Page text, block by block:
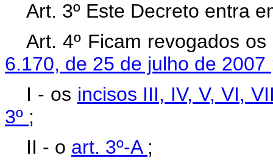
Art. 3º Este Decreto entra
Art. 4º Ficam revogados
6.170, de 25 de julho de 2007
I - os incisos III, IV, V, VI,
3º ;
II - o art. 3º-A ;